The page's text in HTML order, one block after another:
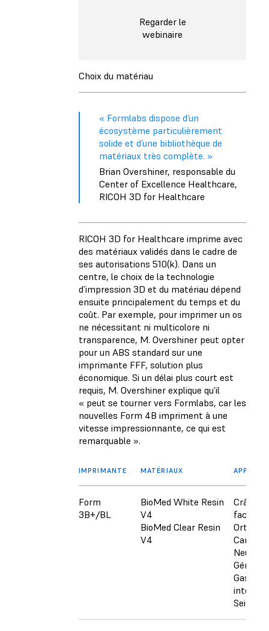
Regarder le
webinaire
Choix du matériau
« Formlabs dispose d’un
écosystème particulièrement
solide et d’une bibliothèque de
matériaux très complète. »
Brian Overshiner, responsable du
Center of Excellence Healthcare,
RICOH 3D for Healthcare
RICOH 3D for Healthcare imprime avec
des matériaux validés dans le cadre de
ses autorisations 510(k). Dans un
centre, le choix de la technologie
d’impression 3D et du matériau dépend
ensuite principalement du temps et du
coût. Par exemple, pour imprimer un os
ne nécessitant ni multicolore ni
transparence, M. Overshiner peut opter
pour un ABS standard sur une
imprimante FFF, solution plus
économique. Si un délai plus court est
requis, M. Overshiner explique qu’il
« peut se tourner vers Formlabs, car les
nouvelles Form 4B impriment à une
vitesse impressionnante, ce qui est
remarquable ».
IMPRIMANTE MATÉRIAUX
Form
3B+/BL
BioMed White Resin
V4
BioMed Clear Resin
V4
Crânio-
facial
Génito-
Gastro-
Sein